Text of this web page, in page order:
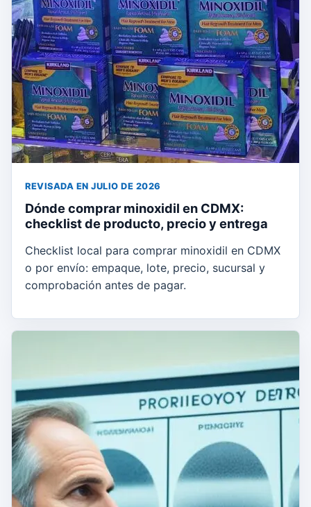
REVISADA EN JULIO DE 2026
Dónde comprar minoxidil en CDMX:
checklist de producto, precio y entrega
Checklist local para comprar minoxidil en CDMX
o por envío: empaque, lote, precio, sucursal y
comprobación antes de pagar.